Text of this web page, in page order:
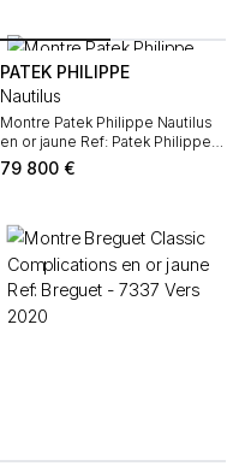
PATEK PHILIPPE
Nautilus
Montre Patek Philippe Nautilus
en or jaune Ref: Patek Philippe -
3800 Vers 1990
79 800 €